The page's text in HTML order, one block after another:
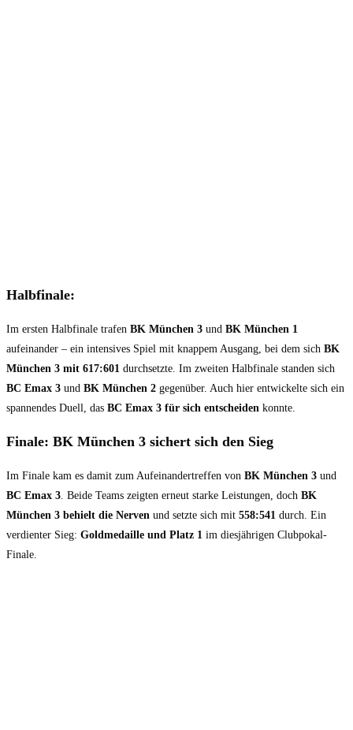
Halbfinale:
Im ersten Halbfinale trafen BK München 3 und BK München 1
aufeinander – ein intensives Spiel mit knappem Ausgang, bei dem sich BK
München 3 mit 617:601 durchsetzte. Im zweiten Halbfinale standen sich
BC Emax 3 und BK München 2 gegenüber. Auch hier entwickelte sich ein
spannendes Duell, das BC Emax 3 für sich entscheiden konnte.
Finale: BK München 3 sichert sich den Sieg
Im Finale kam es damit zum Aufeinandertreffen von BK München 3 und
BC Emax 3 . Beide Teams zeigten erneut starke Leistungen, doch BK
München 3 behielt die Nerven und setzte sich mit 558:541 durch. Ein
verdienter Sieg: Goldmedaille und Platz 1 im diesjährigen Clubpokal-
Finale.